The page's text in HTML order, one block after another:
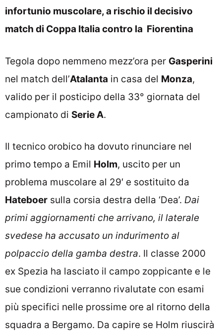
infortunio muscolare, a rischio il decisivo
match di Coppa Italia contro la Fiorentina
Tegola dopo nemmeno mezz’ora per Gasperini
nel match dell’Atalanta in casa del Monza,
valido per il posticipo della 33° giornata del
campionato di Serie A.
Il tecnico orobico ha dovuto rinunciare nel
primo tempo a Emil Holm, uscito per un
problema muscolare al 29′ e sostituito da
Hateboer sulla corsia destra della ‘Dea’. Dai
primi aggiornamenti che arrivano, il laterale
svedese ha accusato un indurimento al
polpaccio della gamba destra. Il classe 2000
ex Spezia ha lasciato il campo zoppicante e le
sue condizioni verranno rivalutate con esami
più specifici nelle prossime ore al ritorno della
squadra a Bergamo. Da capire se Holm riuscirà